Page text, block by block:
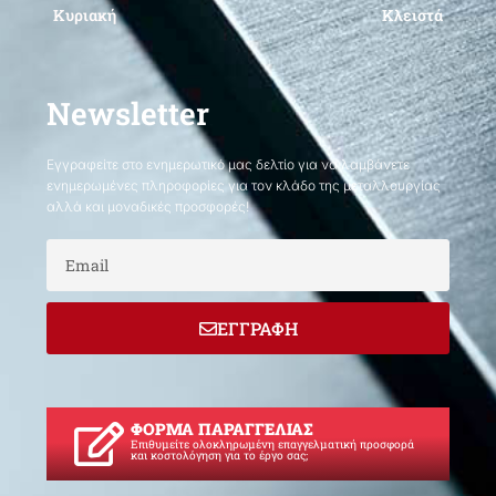
Κυριακή
Κλειστά
Newsletter
Εγγραφείτε στο ενημερωτικό μας δελτίο για να λαμβάνετε
ενημερωμένες πληροφορίες για τον κλάδο της μεταλλουργίας
αλλά και μοναδικές προσφορές!
ΕΓΓΡΑΦΗ
ΦΟΡΜΑ ΠΑΡΑΓΓΕΛΙΑΣ
Επιθυμείτε ολοκληρωμένη επαγγελματική προσφορά
και κοστολόγηση για το έργο σας;